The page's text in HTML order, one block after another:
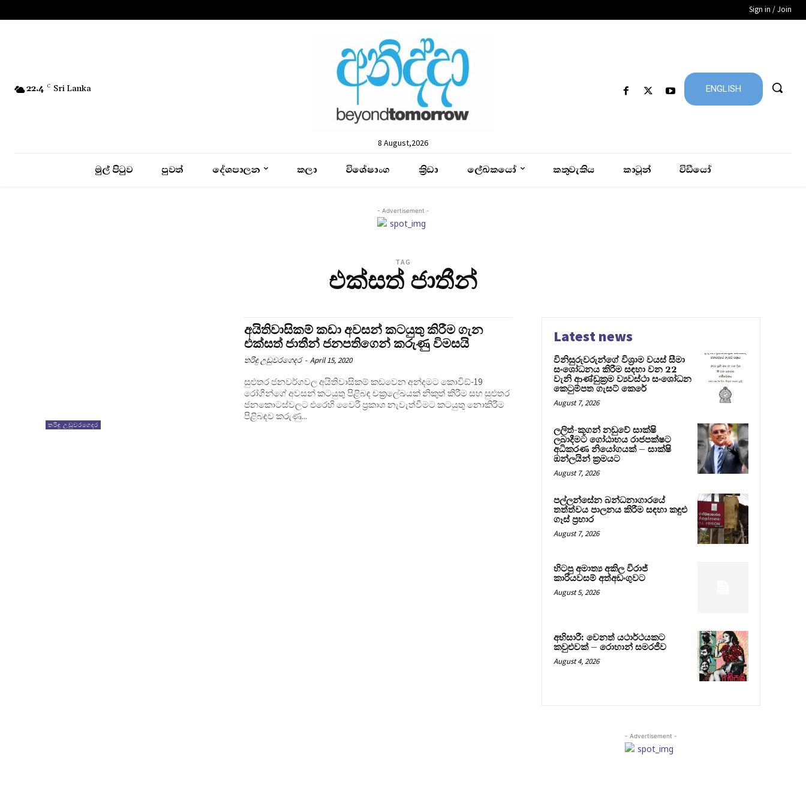
Sign in / Join
22.4 C Sri Lanka
8 August,2026
ENGLISH
මුල් පිටුව පුවත් දේශපාලන කලා විශේෂාංග ක්‍රිඩා ලේඛකයෝ කතුවැකිය කාටූන් විඩීයෝ
- Advertisement -
TAG
එක්සත් ජාතීන්
තරිඳු උඩුවරගෙදර
අයිතිවාසිකම් කඩා අවසන් කටයුතු කිරීම ගැන
එක්සත් ජාතීන් ජනපතිගෙන් කරුණු විමසයි
තරිඳු උඩුවරගෙදර - April 15, 2020
සුළුතර ජනවර්ගවල අයිතිවාසිකම් කඩවෙන අන්දමට කොවිඞ්-19
රෝගීන්ගේ අවසන් කටයුතු පිළිබඳ චක‍්‍රලේඛයක් නිකුත් කිරීම සහ සුළුතර
ජනකොටස්වලට එරෙහි වෛරී ප‍්‍රකාශ නැවැත්වීමට කටයුතු නොකිරීම
පිළිබඳව කරුණු...
Latest news
විනිසුරුවරුන්ගේ විශ්‍රාම වයස් සීමා
සංශෝධනය කිරීම සඳහා වන 22
වැනි ආණ්ඩුක්‍රම ව්‍යවස්ථා සංශෝධන
කෙටුම්පත ගැසට් කෙරේ
August 7, 2026
ලලිත්-කූගන් නඩුවේ සාක්ෂි
ලබාදීමට ගෝඨාභය රාජපක්ෂට
අධිකරණ නියෝගයක් – සාක්ෂි
ඔන්ලයින් ක්‍රමයට
August 7, 2026
පල්ලන්සේන බන්ධනාගාරයේ
තත්ත්වය පාලනය කිරීම සඳහා කඳුළු
ගෑස් ප්‍රහාර
August 7, 2026
හිටපු අමාත්‍ය අකිල විරාජ්
කාරියවසම් අත්අඩංගුවට
August 5, 2026
අභිසාරී: වෙනත් යථාර්ථයකට
කවුළුවක් – රොහාන් සමරජීව
August 4, 2026
- Advertisement -